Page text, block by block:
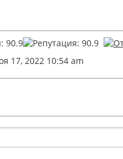
17, 2022 10:54 am